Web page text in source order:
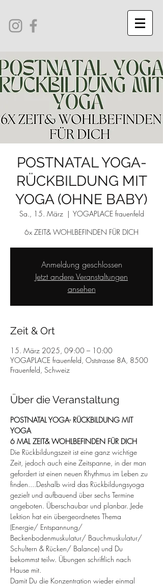
POSTNATAL YOGA-
RÜCKBILDUNG MIT
YOGA (OHNE BABY)
Sa., 15. März
  |
YOGAPLACE frauenfeld
6x ZEIT& WOHLBEFINDEN FÜR DICH
Anmeldung geschlossen
Jetzt andere Veranstaltungen
ansehen
Zeit & Ort
15. März 2025, 09:00 – 10:00
YOGAPLACE frauenfeld, Oststrasse 8A, 8500
Frauenfeld, Schweiz
Über die Veranstaltung
POSTNATAL YOGA- RÜCKBILDUNG MIT
YOGA
6 MAL ZEIT& WOHLBEFINDEN FÜR DICH
Die Rückbildungszeit ist eine ganz wichtige
Zeit, jedoch auch eine Zeitspanne, in der man
gefordert ist einen neuen Rhythmus im Leben zu
finden....Deshalb wird das Rückbildungsyoga
gezielt und aufbauend über sechs Termine
angeboten. Überschaubar und planbar. Jede
Lektion hat ein übergeordnetes Thema
(Energie/ Entspannung/
Beckenbodenmuskulatur/ Bauchmuskulatur/
Schultern & Rücken/ Balance) und Du
bekommst teilw. Übungen schriftlich nach
Hause mit.
Damit Du die Konzentration wieder einmal